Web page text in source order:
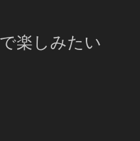
楽しみたい